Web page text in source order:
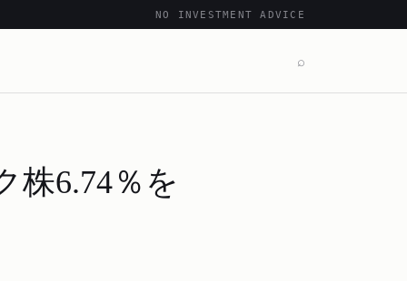
NO INVESTMENT ADVICE
⌕
株6.74％を